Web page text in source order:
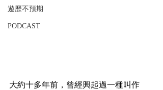
遊歷不預期
PODCAST
大約十多年前，曾經興起過一種叫作